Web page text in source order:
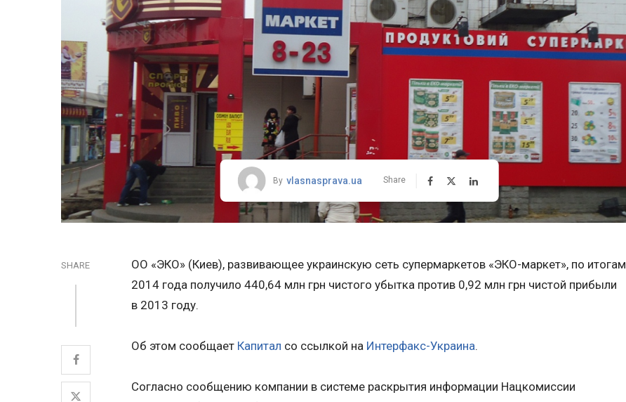
By vlasnasprava.ua Share
SHARE
ОО «ЭКО» (Киев), развивающее украинскую сеть супермаркетов «ЭКО-маркет», по итогам
2014 года получило 440,64 млн грн чистого убытка против 0,92 млн грн чистой прибыли
в 2013 году.
Об этом сообщает Капитал со ссылкой на Интерфакс-Украина.
Согласно сообщению компании в системе раскрытия информации Нацкомиссии